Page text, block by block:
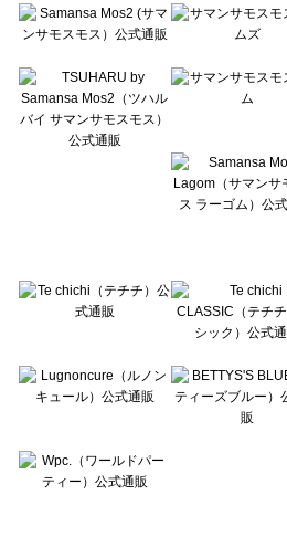
Te chichi（テチチ）の一覧
Te chichi CLASSIC（テチチ クラシック）の一覧
Lugnoncure（ルノンキュール）の一覧
BETTY'S BLUE（べティーズブルー）の一覧
Wpc.（ワールドパーティー）の一覧